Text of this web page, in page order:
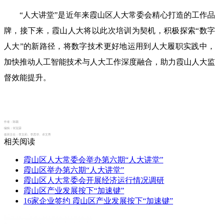
“人大讲堂”是近年来霞山区人大常委会精心打造的工作品
牌，接下来，霞山人大将以此次培训为契机，积极探索“数字
人大”的新路径，将数字技术更好地运用到人大履职实践中，
加快推动人工智能技术与人大工作深度融合，助力霞山人大监
督效能提升。
作者： 陈颖
编辑： 何冠霖
值班主任： 李文莉、李思华、卓文秀
相关阅读
霞山区人大常委会举办第六期“人大讲堂”
霞山区举办第六期“人大讲堂”
霞山区人大常委会开展经济运行情况调研
霞山区产业发展按下“加速键”
16家企业签约 霞山区产业发展按下“加速键”